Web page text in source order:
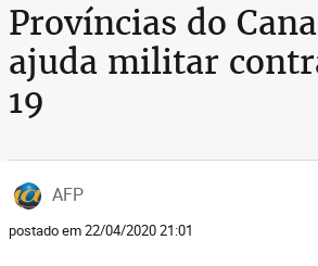
Províncias do
ajuda militar
19
AFP
postado em 22/04/2020 21:01